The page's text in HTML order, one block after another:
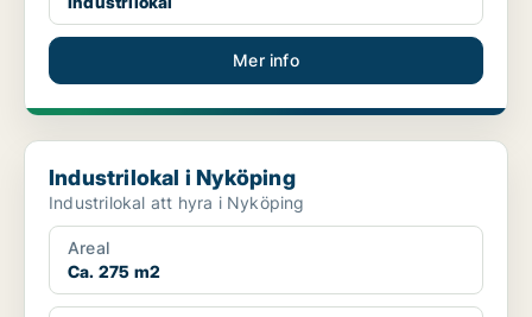
Mer info
Industrilokal i Nyköping
Industrilokal i Nyköping
Industrilokal att hyra i Nyköping
Areal
Ca. 275 m2